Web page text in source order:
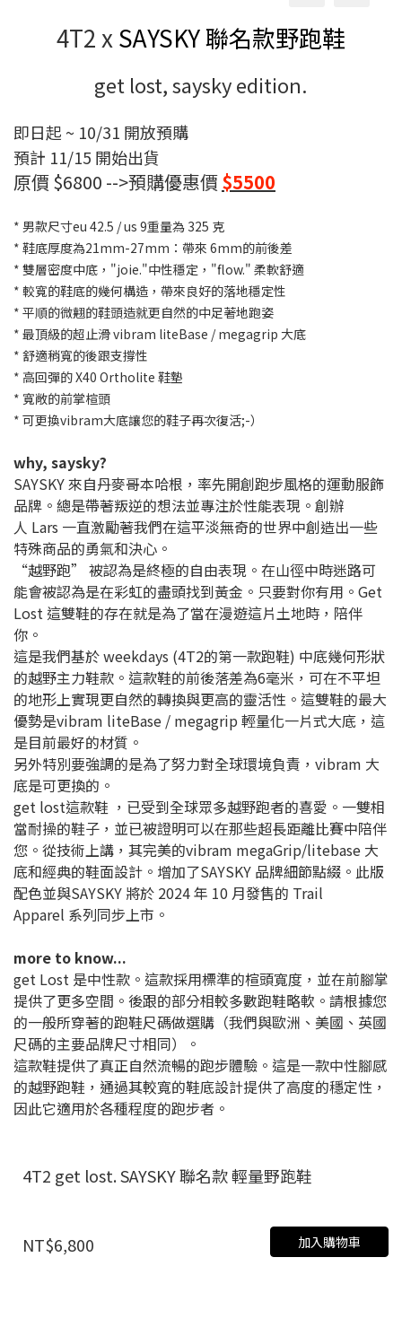
4T2 x SAYSKY 聯名款野跑鞋
get lost, saysky edition.
即日起 ~ 10/31 開放預購
預計 11/15 開始出貨
原價 $6800 -->預購優惠價$5500
* 男款尺寸eu 42.5 / us 9重量為 325 克
* 鞋底厚度為21mm-27mm：帶來 6mm的前後差
* 雙層密度中底，"joie."中性穩定 ，"flow." 柔軟舒適
* 較寬的鞋底的幾何構造，帶來良好的落地穩定性
* 平順的微翹的鞋頭造就更自然的中足著地跑姿
* 最頂級的超止滑 vibram liteBase / megagrip 大底
* 舒適稍寬的後跟支撐性
* 高回彈的 X40 Ortholite 鞋墊
* 寬敞的前掌楦頭
* 可更換vibram大底讓您的鞋子再次復活;-）
why, saysky?
SAYSKY 來自丹麥哥本哈根，率先開創跑步風格的運動服飾
品牌。總是帶著叛逆的想法並專注於性能表現。創辦
人 Lars 一直激勵著我們在這平淡無奇的世界中創造出一些
特殊商品的勇氣和決心。
“越野跑” 被認為是終極的自由表現。在山徑中時迷路可
能會被認為是在彩虹的盡頭找到黃金。只要對你有用。Get
Lost 這雙鞋的存在就是為了當在漫遊這片土地時，陪伴
你。
這是我們基於 weekdays (4T2的第一款跑鞋) 中底幾何形狀
的越野主力鞋款。這款鞋的前後落差為6毫米，可在不平坦
的地形上實現更自然的轉換與更高的靈活性。這雙鞋的最大
優勢是vibram liteBase / megagrip 輕量化一片式大底，這
是目前最好的材質。
另外特別要強調的是為了努力對全球環境負責，vibram 大
底是可更換的。
get lost這款鞋 ，已受到全球眾多越野跑者的喜愛。一雙相
當耐操的鞋子，並已被證明可以在那些超長距離比賽中陪伴
您。從技術上講，其完美的vibram megaGrip/litebase 大
底和經典的鞋面設計。增加了SAYSKY 品牌細節點綴。此版
配色並與SAYSKY 將於 2024 年 10 月發售的 Trail
Apparel 系列同步上市。
more to know...
get Lost 是中性款。這款採用標準的楦頭寬度，並在前腳掌
提供了更多空間。後跟的部分相較多數跑鞋略軟。請根據您
的一般所穿著的跑鞋尺碼做選購（我們與歐洲、美國、英國
尺碼的主要品牌尺寸相同）。
這款鞋提供了真正自然流暢的跑步體驗。這是一款中性腳感
的越野跑鞋，通過其較寬的鞋底設計提供了高度的穩定性，
因此它適用於各種程度的跑步者。
4T2 get lost. SAYSKY 聯名款 輕量野跑鞋
NT$6,800 加入購物車